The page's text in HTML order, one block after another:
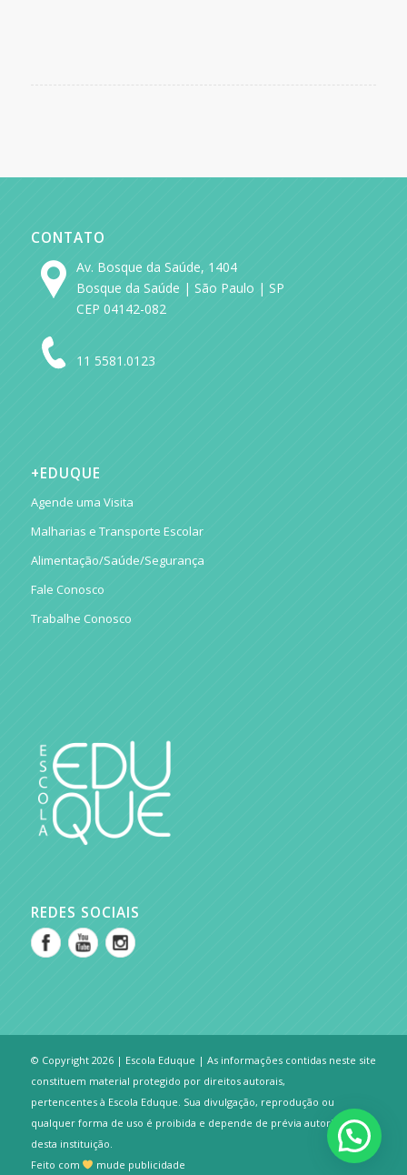
CONTATO
Av. Bosque da Saúde, 1404
Bosque da Saúde | São Paulo | SP
CEP 04142-082
11 5581.0123
+EDUQUE
Agende uma Visita
Malharias e Transporte Escolar
Alimentação/Saúde/Segurança
Fale Conosco
Trabalhe Conosco
REDES SOCIAIS
© Copyright 2026 | Escola Eduque | As informações contidas neste site
constituem material protegido por direitos autorais,
pertencentes à Escola Eduque. Sua divulgação, reprodução ou
qualquer forma de uso é proibida e depende de prévia autorização
desta instituição.
Feito com
mude publicidade